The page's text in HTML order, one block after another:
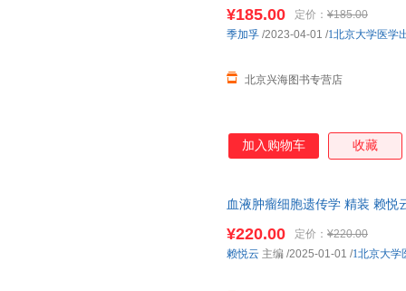
¥185.00 定价： ¥185.00
北京兴海图书专营店
季加孚 /2023-04-01 /1北京大学医学
加入购物车 收藏
血液肿瘤细胞遗传学 精装 赖悦
¥220.00 定价： ¥220.00
赖悦云 主编 /2025-01-01 /1北京大学